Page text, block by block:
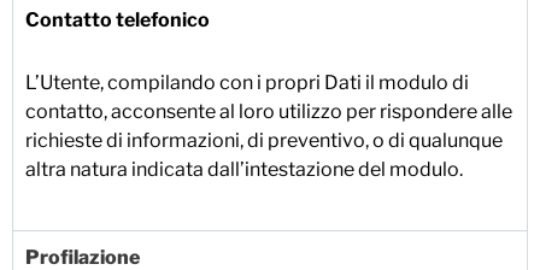
Contatto telefonico
L’Utente, compilando con i propri Dati il modulo di
contatto, acconsente al loro utilizzo per rispondere alle
richieste di informazioni, di preventivo, o di qualunque
altra natura indicata dall’intestazione del modulo.
Profilazione